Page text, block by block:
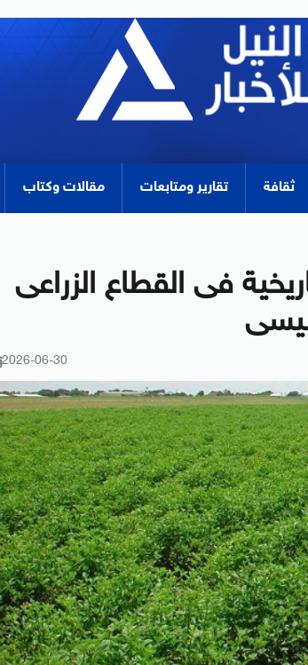
ثقافة تقارير ومتابعات مقالات وكتاب
طفرة تاريخية فى القطاع الزراعى
2026-06-30